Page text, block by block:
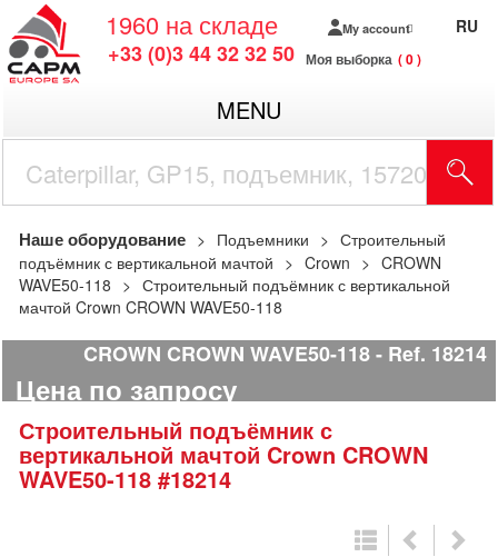
1960 на складе
+33 (0)3 44 32 32 50
My account
Моя выборка 0
RU
MENU
Наше оборудование Подъемники
Строительный
подъёмник с вертикальной мачтой
Crown
CROWN
WAVE50-118
Строительный подъёмник с вертикальной
мачтой Crown CROWN WAVE50-118
CROWN CROWN WAVE50-118 Ref. 18214
Цена по запросу
Строительный подъёмник с
вертикальной мачтой Crown CROWN
WAVE50-118 #18214